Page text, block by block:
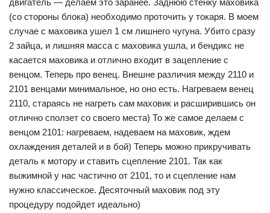
двигатель — делаем это заранее. Заднюю стенку маховика
(со стороны блока) необходимо проточить у токаря. В моем
случае с маховика ушел 1 см лишнего чугуна. Убито сразу
2 зайца, и лишняя масса с маховика ушла, и бендикс не
касается маховика и отлично входит в зацепление с
венцом. Теперь про венец. Внешне различия между 2110 и
2101 венцами минимальное, но оно есть. Нагреваем венец
2110, стараясь не нагреть сам маховик и расширившись он
отлично сползет со своего места) То же самое делаем с
венцом 2101: нагреваем, надеваем на маховик, ждем
охлаждения деталей и в бой) Теперь можно прикручивать
деталь к мотору и ставить сцепление 2101. Так как
выжимной у нас частично от 2101, то и сцепление нам
нужно классическое. Десяточный маховик под эту
процедуру подойдет идеально)